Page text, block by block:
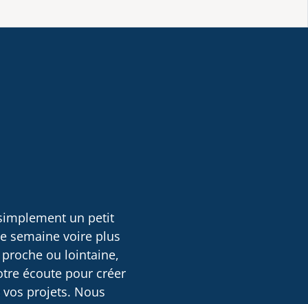
un petit
semaine voire plus
ou lointaine,
écoute pour créer
projets. Nous